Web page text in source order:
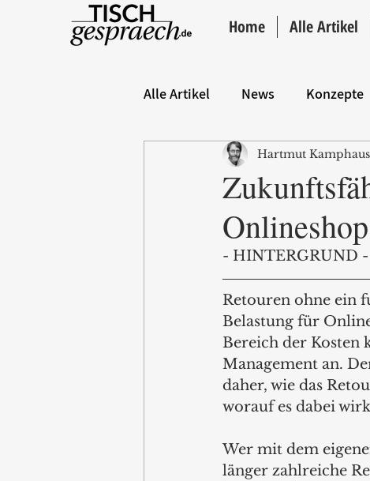
Home Alle Artikel
Alle Artikel News Konzepte
Hintergrund ANZEIGE
Hartmut
- HINTERGRUND -
Retouren ohne ein
Belastung für
Bereich der Kosten
Management an.
daher, wie das
worauf es dabei
Wer mit dem
länger zahlreiche